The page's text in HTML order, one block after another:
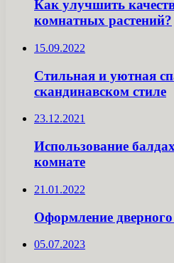
Как улучшить
комнатных растений?
15.09.2022
Стильная и уютная
скандинавском стиле
23.12.2021
Использование
комнате
21.01.2022
Оформление
05.07.2023